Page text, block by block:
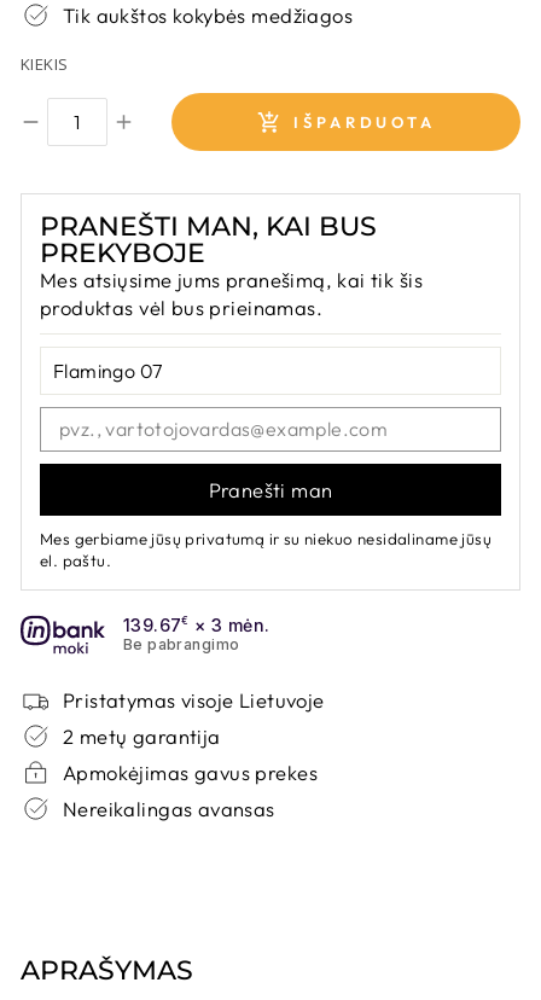
Tik aukštos kokybės medžiagos
KIEKIS
IŠPARDUOTA
PRANEŠTI MAN, KAI BUS
PREKYBOJE
Mes atsiųsime jums pranešimą, kai tik šis
produktas vėl bus prieinamas.
Pranešti man
Mes gerbiame jūsų privatumą ir su niekuo nesidaliname jūsų
el. paštu.
139.67€ × 3 mėn.
Be pabrangimo
Pristatymas visoje Lietuvoje
2 metų garantija
Apmokėjimas gavus prekes
Nereikalingas avansas
APRAŠYMAS